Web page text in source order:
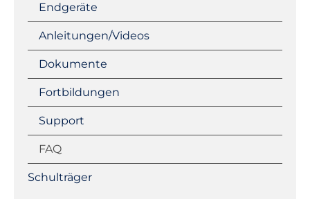
Endgeräte
Anleitungen/Videos
Dokumente
Fortbildungen
Support
FAQ
Schulträger